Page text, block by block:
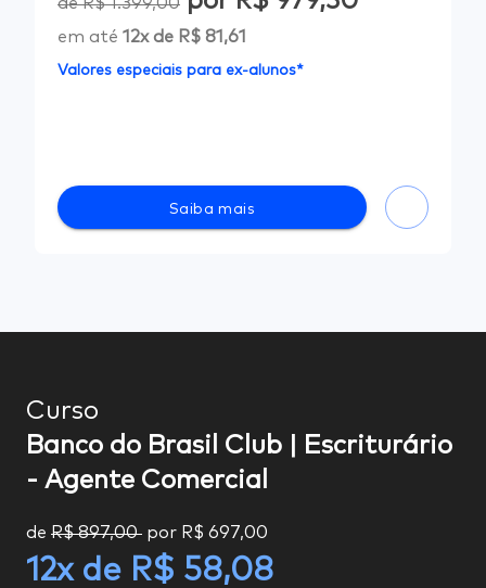
em até 12x de R$ 81,61
Valores especiais para ex-alunos*
Saiba mais
Curso
Banco do Brasil Club | Escriturário
- Agente Comercial
de R$ 897,00 por R$ 697,00
12x de R$ 58,08